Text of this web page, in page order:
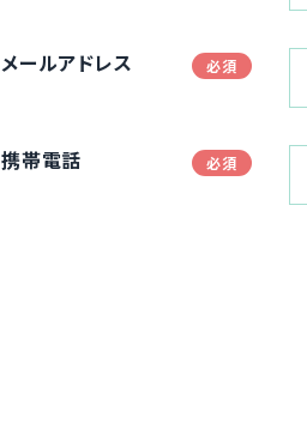
メールアドレス
携帯電話